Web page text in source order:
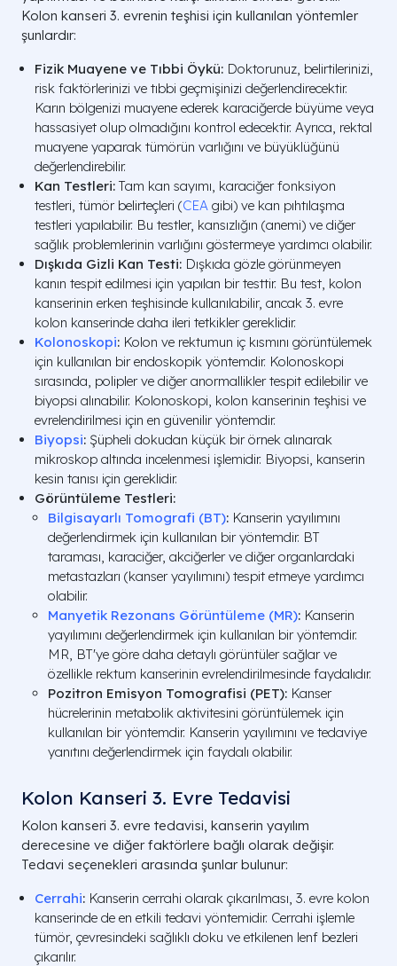
Kolon kanseri 3. evrenin teşhisi için kullanılan yöntemler
şunlardır:
Fizik Muayene ve Tıbbi Öykü: Doktorunuz, belirtilerinizi,
risk faktörlerinizi ve tıbbi geçmişinizi değerlendirecektir.
Karın bölgenizi muayene ederek karaciğerde büyüme veya
hassasiyet olup olmadığını kontrol edecektir. Ayrıca, rektal
muayene yaparak tümörün varlığını ve büyüklüğünü
değerlendirebilir.
Kan Testleri: Tam kan sayımı, karaciğer fonksiyon
testleri, tümör belirteçleri (CEA gibi) ve kan pıhtılaşma
testleri yapılabilir. Bu testler, kansızlığın (anemi) ve diğer
sağlık problemlerinin varlığını göstermeye yardımcı olabilir.
Dışkıda Gizli Kan Testi: Dışkıda gözle görünmeyen
kanın tespit edilmesi için yapılan bir testtir. Bu test, kolon
kanserinin erken teşhisinde kullanılabilir, ancak 3. evre
kolon kanserinde daha ileri tetkikler gereklidir.
Kolonoskopi: Kolon ve rektumun iç kısmını görüntülemek
için kullanılan bir endoskopik yöntemdir. Kolonoskopi
sırasında, polipler ve diğer anormallikler tespit edilebilir ve
biyopsi alınabilir. Kolonoskopi, kolon kanserinin teşhisi ve
evrelendirilmesi için en güvenilir yöntemdir.
Biyopsi: Şüpheli dokudan küçük bir örnek alınarak
mikroskop altında incelenmesi işlemidir. Biyopsi, kanserin
kesin tanısı için gereklidir.
Görüntüleme Testleri:
Bilgisayarlı Tomografi (BT): Kanserin yayılımını
değerlendirmek için kullanılan bir yöntemdir. BT
taraması, karaciğer, akciğerler ve diğer organlardaki
metastazları (kanser yayılımını) tespit etmeye yardımcı
olabilir.
Manyetik Rezonans Görüntüleme (MR): Kanserin
yayılımını değerlendirmek için kullanılan bir yöntemdir.
MR, BT'ye göre daha detaylı görüntüler sağlar ve
özellikle rektum kanserinin evrelendirilmesinde faydalıdır.
Pozitron Emisyon Tomografisi (PET): Kanser
hücrelerinin metabolik aktivitesini görüntülemek için
kullanılan bir yöntemdir. Kanserin yayılımını ve tedaviye
yanıtını değerlendirmek için faydalı olabilir.
Kolon Kanseri 3. Evre Tedavisi
Kolon kanseri 3. evre tedavisi, kanserin yayılım
derecesine ve diğer faktörlere bağlı olarak değişir.
Tedavi seçenekleri arasında şunlar bulunur:
Cerrahi: Kanserin cerrahi olarak çıkarılması, 3. evre kolon
kanserinde de en etkili tedavi yöntemidir. Cerrahi işlemle
tümör, çevresindeki sağlıklı doku ve etkilenen lenf bezleri
çıkarılır.